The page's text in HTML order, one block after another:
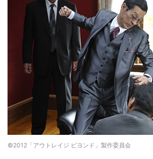
©2012「アウトレイジ ビヨンド」製作委員会